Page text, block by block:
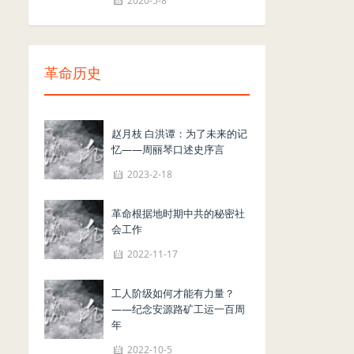
革命历史
赵月枝 白洪谭：为了未来的记
忆——周丽琴口述史序言
2023-2-18
革命根据地时期中共的秘密社
会工作
2022-11-17
工人阶级如何才能有力量？
——纪念安源路矿工运一百周
年
2022-10-5